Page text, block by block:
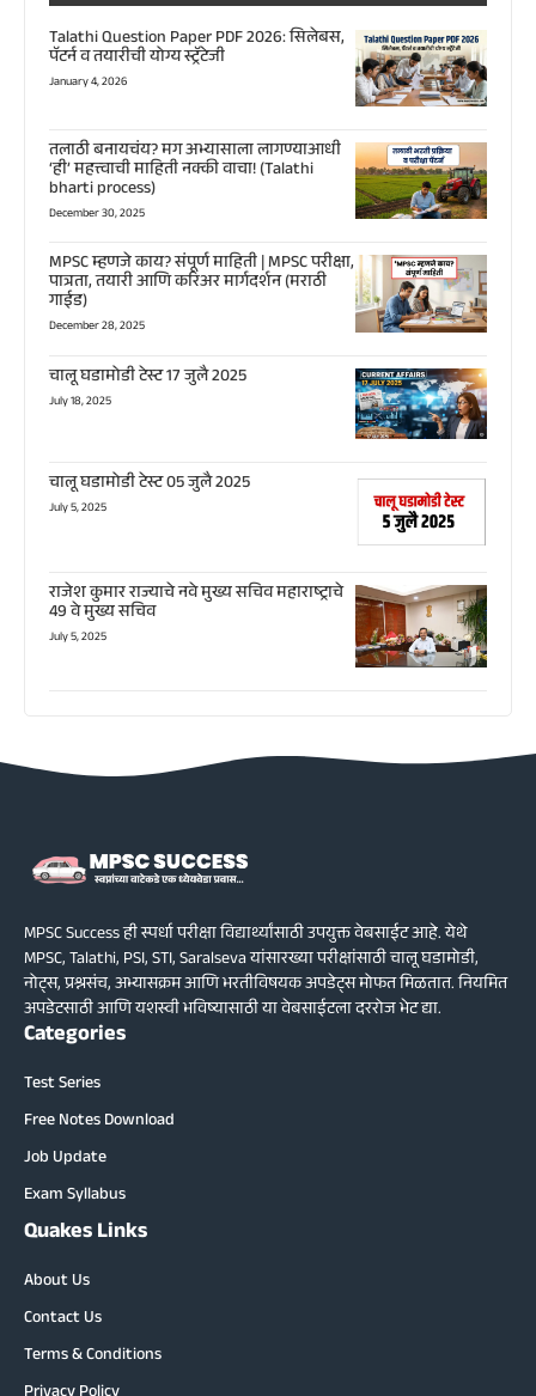
Talathi Question Paper PDF 2026: सिलेबस,
पॅटर्न व तयारीची योग्य स्ट्रॅटेजी
January 4, 2026
तलाठी बनायचंय? मग अभ्यासाला लागण्याआधी
‘ही’ महत्त्वाची माहिती नक्की वाचा! (Talathi
bharti process)
December 30, 2025
MPSC म्हणजे काय? संपूर्ण माहिती | MPSC परीक्षा,
पात्रता, तयारी आणि करिअर मार्गदर्शन (मराठी
गाईड)
December 28, 2025
चालू घडामोडी टेस्ट 17 जुलै 2025
July 18, 2025
चालू घडामोडी टेस्ट 05 जुलै 2025
July 5, 2025
राजेश कुमार राज्याचे नवे मुख्य सचिव महाराष्ट्राचे
49 वे मुख्य सचिव
July 5, 2025
MPSC Success ही स्पर्धा परीक्षा विद्यार्थ्यांसाठी उपयुक्त वेबसाईट आहे. येथे
MPSC, Talathi, PSI, STI, Saralseva यांसारख्या परीक्षांसाठी चालू घडामोडी,
नोट्स, प्रश्नसंच, अभ्यासक्रम आणि भरतीविषयक अपडेट्स मोफत मिळतात. नियमित
अपडेटसाठी आणि यशस्वी भविष्यासाठी या वेबसाईटला दररोज भेट द्या.
Categories
Test Series
Free Notes Download
Job Update
Exam Syllabus
Quakes Links
About Us
Contact Us
Terms & Conditions